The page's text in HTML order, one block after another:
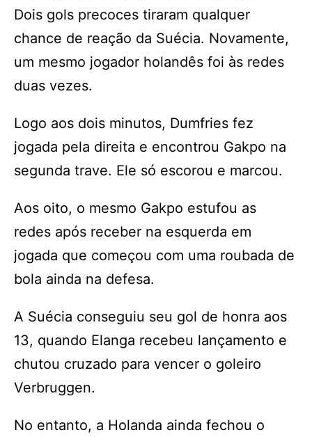
Dois gols precoces tiraram qualquer
chance de reação da Suécia. Novamente,
um mesmo jogador holandês foi às redes
duas vezes.
Logo aos dois minutos, Dumfries fez
jogada pela direita e encontrou Gakpo na
segunda trave. Ele só escorou e marcou.
Aos oito, o mesmo Gakpo estufou as
redes após receber na esquerda em
jogada que começou com uma roubada de
bola ainda na defesa.
A Suécia conseguiu seu gol de honra aos
13, quando Elanga recebeu lançamento e
chutou cruzado para vencer o goleiro
Verbruggen.
No entanto, a Holanda ainda fechou o